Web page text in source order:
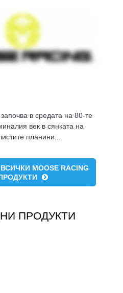
в средата на 80-те
век в сянката на
планини...
MOOSE RACING
ПРОДУКТИ